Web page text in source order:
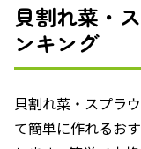
貝割れ菜・
ンキング
貝割れ菜・スプラ
て簡単に作れるお